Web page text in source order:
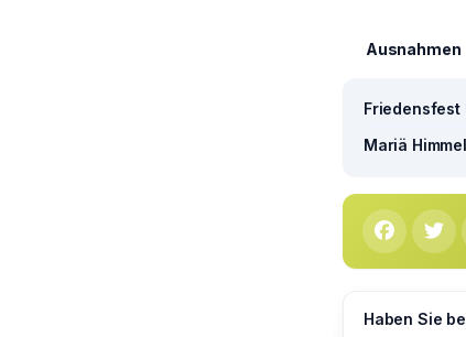
Ausnahmen
Friedensfest
Mariä
Haben Sie